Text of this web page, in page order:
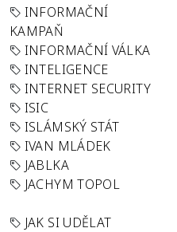
INFORMAČNÍ
KAMPAŇ
INFORMAČNÍ VÁLKA
INTELIGENCE
INTERNET SECURITY
ISIC
ISLÁMSKÝ STÁT
IVAN MLÁDEK
JABLKA
JACHYM TOPOL
JAK SI UDĚLAT